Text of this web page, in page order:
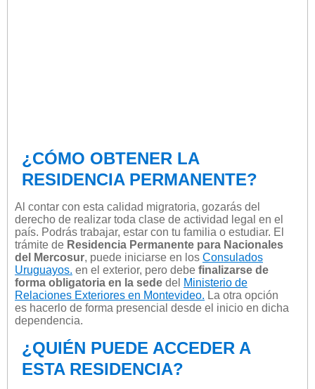
¿CÓMO OBTENER LA
RESIDENCIA PERMANENTE?
Al contar con esta calidad migratoria, gozarás del
derecho de realizar toda clase de actividad legal en el
país. Podrás trabajar, estar con tu familia o estudiar. El
trámite de Residencia Permanente para Nacionales
del Mercosur, puede iniciarse en los Consulados
Uruguayos. en el exterior, pero debe finalizarse de
forma obligatoria en la sede del Ministerio de
Relaciones Exteriores en Montevideo. La otra opción
es hacerlo de forma presencial desde el inicio en dicha
dependencia.
¿QUIÉN PUEDE ACCEDER A
ESTA RESIDENCIA?